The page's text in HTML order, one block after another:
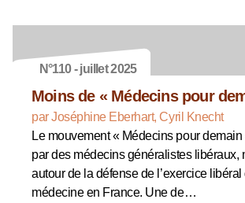
N°110 - juillet 2025
Moins de « Médecins pour
par Joséphine Eberhart, Cyril Knecht
Le mouvement « Médecins pour demain
par des médecins généralistes libéraux,
autour de la défense de l’exercice libéral
médecine en France. Une de…